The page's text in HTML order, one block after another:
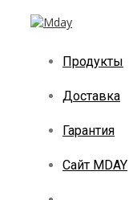
Продукты
Доставка
Гарантия
Сайт MDAY